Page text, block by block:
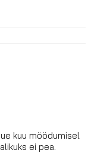
kuu möödumisel
ei pea.